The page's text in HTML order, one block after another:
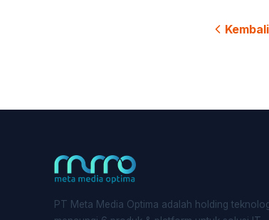
PT Meta Media Optima adalah holding